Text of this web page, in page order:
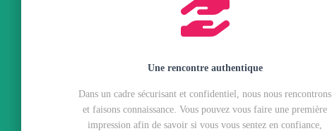
Une rencontre authentique
Dans un cadre sécurisant et confidentiel, nous nous rencontrons
et faisons connaissance. Vous pouvez vous faire une première
impression afin de savoir si vous vous sentez en confiance,